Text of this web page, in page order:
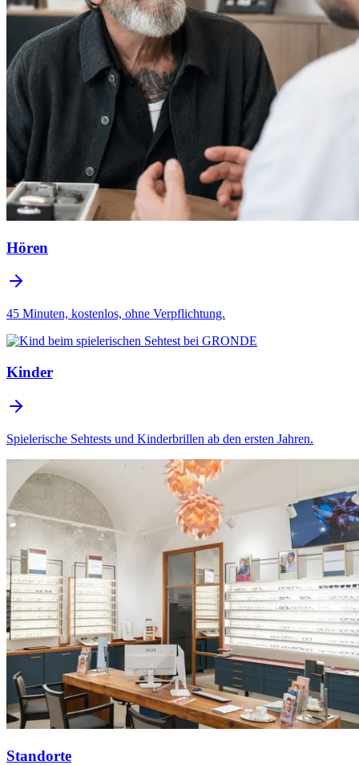
Hören
45 Minuten, kostenlos, ohne Verpflichtung.
Kinder
Spielerische Sehtests und Kinderbrillen ab den ersten Jahren.
Standorte